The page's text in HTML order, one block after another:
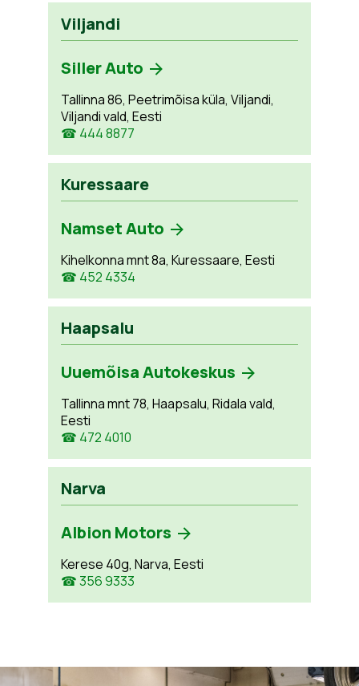
Viljandi
Siller Auto
Tallinna 86, Peetrimõisa küla, Viljandi,
Viljandi vald, Eesti
☎ 444 8877
Kuressaare
Namset Auto
Kihelkonna mnt 8a, Kuressaare, Eesti
☎ 452 4334
Haapsalu
Uuemõisa Autokeskus
Tallinna mnt 78, Haapsalu, Ridala vald,
Eesti
☎ 472 4010
Narva
Albion Motors
Kerese 40g, Narva, Eesti
☎ 356 9333